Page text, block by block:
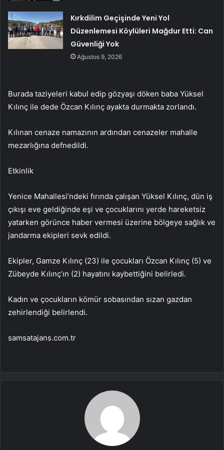
Kırkdilim Geçişinde Yeni Yol
Düzenlemesi Köylüleri Mağdur Etti: Can
Güvenliği Yok
Ağustos 9, 2026
Burada taziyeleri kabul edip gözyaşı döken baba Yüksel
Kılınç ile dede Özcan Kılınç ayakta durmakta zorlandı.
Kılınan cenaze namazının ardından cenazeler mahalle
mezarlığına defnedildi.
Etkinlik
Yenice Mahallesi’ndeki fırında çalışan Yüksel Kılınç, dün iş
çıkışı eve geldiğinde eşi ve çocuklarını yerde hareketsiz
yatarken görünce haber vermesi üzerine bölgeye sağlık ve
jandarma ekipleri sevk edildi.
Ekipler, Gamze Kılınç (23) ile çocukları Özcan Kılınç (5) ve
Zübeyde Kılınç’ın (2) hayatını kaybettiğini belirledi.
Kadın ve çocukların kömür sobasından sızan gazdan
zehirlendiği belirlendi.
samsatajans.com.tr